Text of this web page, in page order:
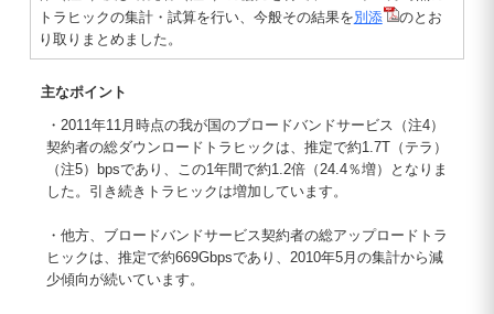
トラヒックの集計・試算を行い、今般その結果を別添
のとお
り取りまとめました。
主なポイント
・2011年11月時点の我が国のブロードバンドサービス（注4）
契約者の総ダウンロードトラヒックは、推定で約1.7T（テラ）
（注5）bpsであり、この1年間で約1.2倍（24.4％増）となりま
した。引き続きトラヒックは増加しています。
・他方、ブロードバンドサービス契約者の総アップロードトラ
ヒックは、推定で約669Gbpsであり、2010年5月の集計から減
少傾向が続いています。